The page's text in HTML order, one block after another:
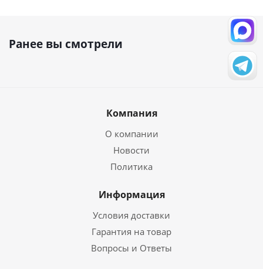
Ранее вы смотрели
Компания
О компании
Новости
Политика
Информация
Условия доставки
Гарантия на товар
Вопросы и Ответы